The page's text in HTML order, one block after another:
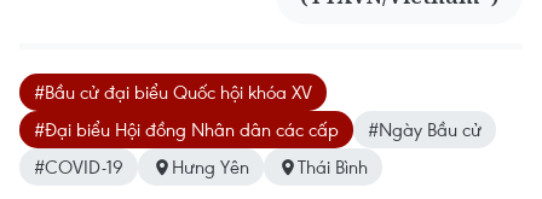
#Bầu cử đại biểu Quốc hội khóa XV
#Đại biểu Hội đồng Nhân dân các cấp
#Ngày Bầu cử
#COVID-19
Hưng Yên Thái Bình